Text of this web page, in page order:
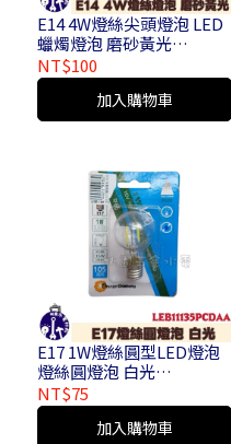
E14 4W燈絲尖頭燈泡 LED
蠟燭燈泡 磨砂黃光
LEB11435SMLAA
NT$100
加入購物車
E17 1W燈絲圓型LED燈泡
燈絲圓燈泡 白光
LEB11135PCDAA
NT$75
加入購物車